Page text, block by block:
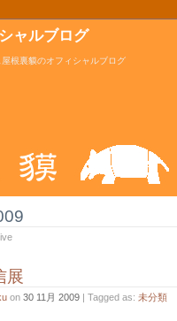
ャルブログ
根裏貘のオフィシャルブログ
展
on 30 11月 2009 | Tagged as: 未分類